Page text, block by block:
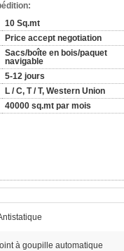
10 Sq.mt
Price accept negotiation
Sacs/boîte en bois/paquet
navigable
5-12 jours
L / C, T / T, Western Union
40000 sq.mt par mois
à goupille automatique